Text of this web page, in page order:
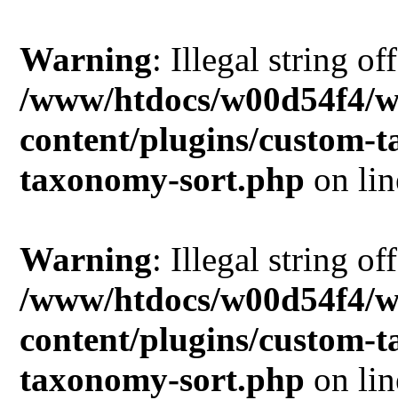
Warning: Illegal string
/www/htdocs/w00d54f4/
content/plugins/custom-
taxonomy-sort.php on
Warning: Illegal string
/www/htdocs/w00d54f4/
content/plugins/custom-
taxonomy-sort.php on